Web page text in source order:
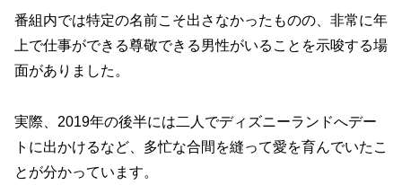
番組内では特定の名前こそ出さなかったものの、非常に年
上で仕事ができる尊敬できる男性がいることを示唆する場
面がありました。
実際、2019年の後半には二人でディズニーランドへデー
トに出かけるなど、多忙な合間を縫って愛を育んでいたこ
とが分かっています。